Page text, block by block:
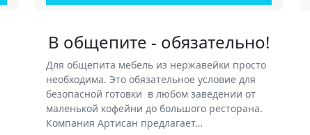
В общепите - обязательно!
Для общепита мебель из нержавейки просто
необходима. Это обязательное условие для
безопасной готовки в любом заведении от
маленькой кофейни до большого ресторана.
Компания Артисан предлагает…